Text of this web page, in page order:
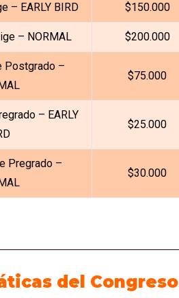
– EARLY BIRD $150.000
– NORMAL $200.000
Postgrado –
$75.000
– EARLY
$25.000
Pregrado –
$30.000
del Congreso